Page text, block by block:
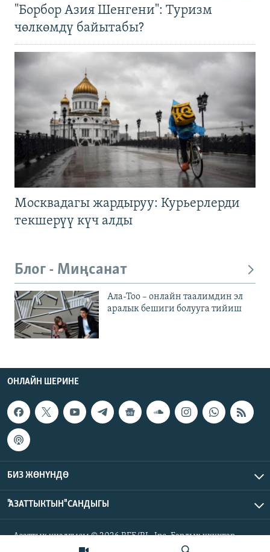
"Борбор Азия Шенгени": Туризм
чөлкөмдү байытабы?
Москвадагы жардыруу: Курьерлерди
текшерүү күч алды
Блог - Миңсанат
Ала-Тоо – онлайн таалимдин эл
аралык бешиги болууга тийиш
ОНЛАЙН ШЕРИНЕ
БИЗ ЖӨНҮНДӨ
"АЗАТТЫКТЫН" САНДЫГЫ
Азаттык үналгысы © 2026 RFE/RL, Inc. Бардык укуктар